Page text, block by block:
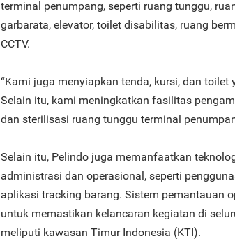
terminal penumpang, seperti ruang tunggu,
garbarata, elevator, toilet disabilitas, ruang
CCTV.
“Kami juga menyiapkan tenda, kursi, dan
Selain itu, kami meningkatkan fasilitas
dan sterilisasi ruang tunggu terminal
Selain itu, Pelindo juga memanfaatkan
administrasi dan operasional, seperti
aplikasi tracking barang. Sistem pemantauan
untuk memastikan kelancaran kegiatan di
meliputi kawasan Timur Indonesia (KTI).